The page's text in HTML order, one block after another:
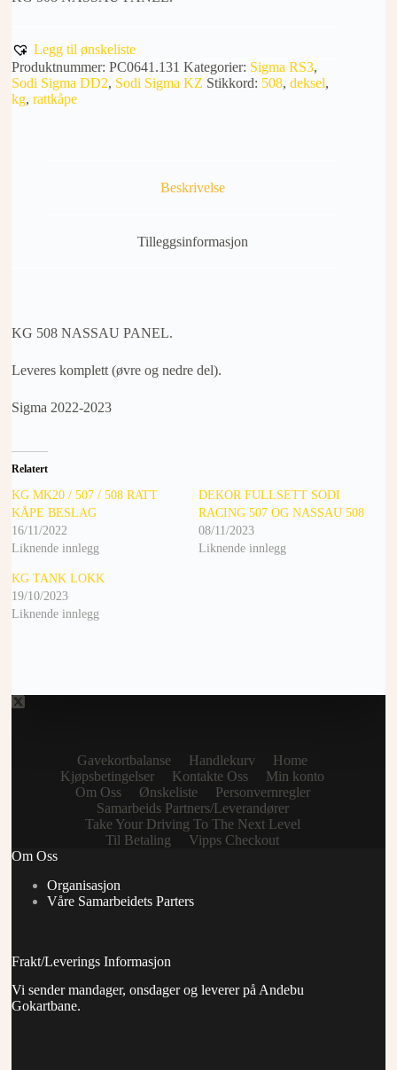
Legg til ønskeliste
Produktnummer: PC0641.131 Kategorier: Sigma RS3,
Sodi Sigma DD2, Sodi Sigma KZ Stikkord: 508, deksel,
kg, rattkåpe
Beskrivelse
Tilleggsinformasjon
KG 508 NASSAU PANEL.
Leveres komplett (øvre og nedre del).
Sigma 2022-2023
Relatert
KG MK20 / 507 / 508 RATT
KÅPE BESLAG
16/11/2022
Liknende innlegg
DEKOR FULLSETT SODI
RACING 507 OG NASSAU 508
08/11/2023
Liknende innlegg
KG TANK LOKK
19/10/2023
Liknende innlegg
Gavekortbalanse Handlekurv
Home
Kjøpsbetingelser
Kontakte Oss
Min konto
Om Oss
Ønskeliste
Personvernregler
Samarbeids Partners/Leverandører
Take Your Driving To The Next Level
Til Betaling
Vipps Checkout
Om Oss
Organisasjon
Våre Samarbeidets Parters
Frakt/Leverings Informasjon
Vi sender mandager, onsdager og leverer på Andebu
Gokartbane.